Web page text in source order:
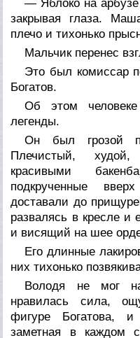
— Яблоко на
закрывая глаза.
плечо и тихонько
Мальчик перенес
Это был комиссар
Богатов.
Об этом
легенды.
Он был грозой
Плечистый,
красивыми
подкрученные
доставали до
развалясь в кресле и
и висящий на шее
Его длинные
них тихонько
Володя не мог
нравилась сила,
фигуре Богатова,
заметная в каждом